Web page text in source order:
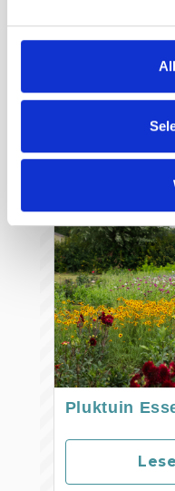
Cadzand
Pluktuin